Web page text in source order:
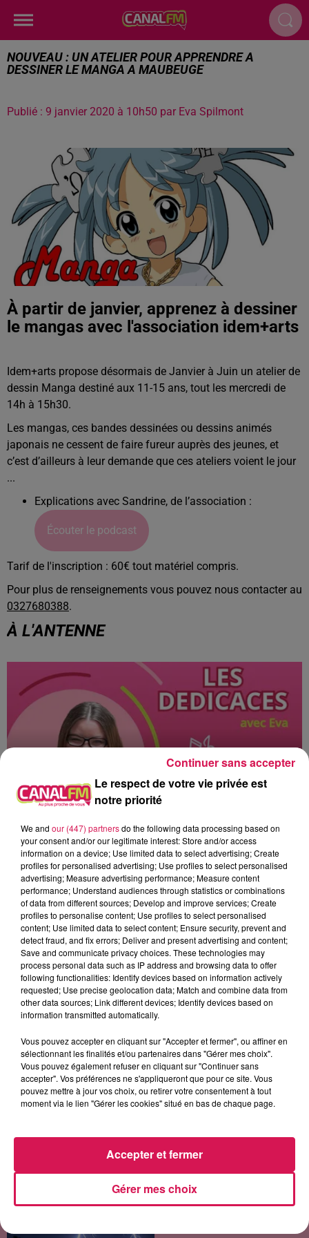
NOUVEAU : UN ATELIER POUR APPRENDRE A
DESSINER LE MANGA A MAUBEUGE
Publié : 9 janvier 2020 à 10h50 par Eva Spilmont
À partir de janvier, apprenez à dessiner
le mangas avec l'association idem+arts
Idem+arts propose désormais de Janvier à Juin un atelier de
dessin Manga destiné aux 11-15 ans, tout les mercredi de
14h à 15h30.
Les mangas, ces bandes dessinées ou dessins animés
japonais ne cessent de faire fureur auprès des jeunes, et
c’est d’ailleurs à leur demande que ces ateliers voient le jour
...
Explications avec Sandrine, de l’association :
Écouter le podcast
Tarif de l'inscription : 60€ tout matériel compris.
Pour plus de renseignements vous pouvez nous contacter au
0327680388.
À L'ANTENNE
10h00 - 12h00
les dedicaces
11h04
11h04
Dieu M'a Donné La Foi
11h01
11h01
On My Soul
10h56
10h56
Peaches
LES ARTICLES LES PLUS CONSULTÉS
CHALEUR ET RISQUE
D'ORAGES CE LUNDI EN
SAMBRE-AVESNOIS-
THIÉRACHE
Un temps typiquement estival
secteurs ce lundi 3 août. Entre
Le respect de votre vie privée est
notre priorité
We and our (447) partnersdo the following data processing based on
your consent and/or our legitimate interest: Store and/or access
information on a device; Use limited data to select advertising; Create
profiles for personalised advertising; Use profiles to select personalised
advertising; Measure advertising performance; Measure content
performance; Understand audiences through statistics or combinations
of data from different sources; Develop and improve services; Create
profiles to personalise content; Use profiles to select personalised
content; Use limited data to select content; Ensure security, prevent and
detect fraud, and fix errors; Deliver and present advertising and content;
Save and communicate privacy choices. These technologies may
process personal data such as IP address and browsing data to offer
following functionalities: Identify devices based on information actively
requested; Use precise geolocation data; Match and combine data from
other data sources; Link different devices; Identify devices based on
information transmitted automatically.
Vous pouvez accepter en cliquant sur "Accepter et fermer", ou affiner en
sélectionnant les finalités et/ou partenaires dans "Gérer mes choix".
Vous pouvez également refuser en cliquant sur "Continuer sans
accepter". Vos préférences ne s'appliqueront que pour ce site. Vous
pouvez mettre à jour vos choix, ou retirer votre consentement à tout
moment via le lien "Gérer les cookies" situé en bas de chaque page.
Gérer mes choix
Accepter et fermer
Continuer sans accepter